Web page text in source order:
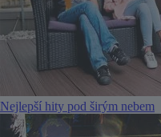
Nejlepší hity pod širým nebem